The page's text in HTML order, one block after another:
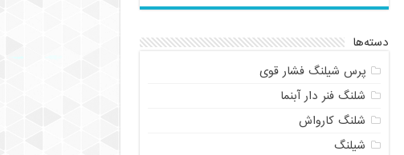
دسته‌ها
پرس شیلنگ فشار قوی
شلنگ فنر دار آبنما
شلنگ کارواش
شیلنگ